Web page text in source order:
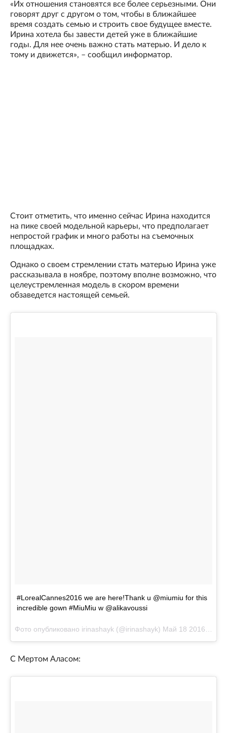
«Их отношения становятся все более серьезными. Они
говорят друг с другом о том, чтобы в ближайшее
время создать семью и строить свое будущее вместе.
Ирина хотела бы завести детей уже в ближайшие
годы. Для нее очень важно стать матерью. И дело к
тому и движется», – сообщил информатор.
Стоит отметить, что именно сейчас Ирина находится
на пике своей модельной карьеры, что предполагает
непростой график и много работы на съемочных
площадках.
Однако о своем стремлении стать матерью Ирина уже
рассказывала в ноябре, поэтому вполне возможно, что
целеустремленная модель в скором времени
обзаведется настоящей семьей.
#LorealCannes2016 we are here!Thank u @miumiu for this
incredible gown #MiuMiu w @alikavoussi
Фото опубликовано irinashayk (@irinashayk) Май 18 2016 в 11:12 PDT
С Мертом Аласом: